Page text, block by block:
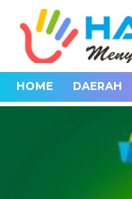
HOME DAERAH